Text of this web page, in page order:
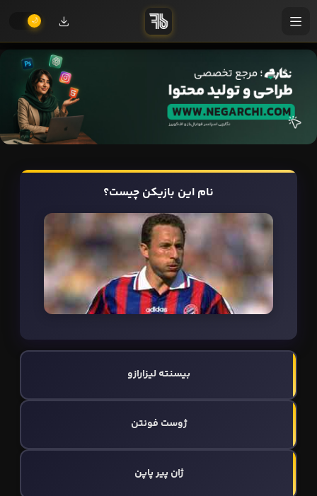
نام این بازیکن چیست؟
بیسنته لیزارازو
ژوست فونتن
ژان پیر پاپن